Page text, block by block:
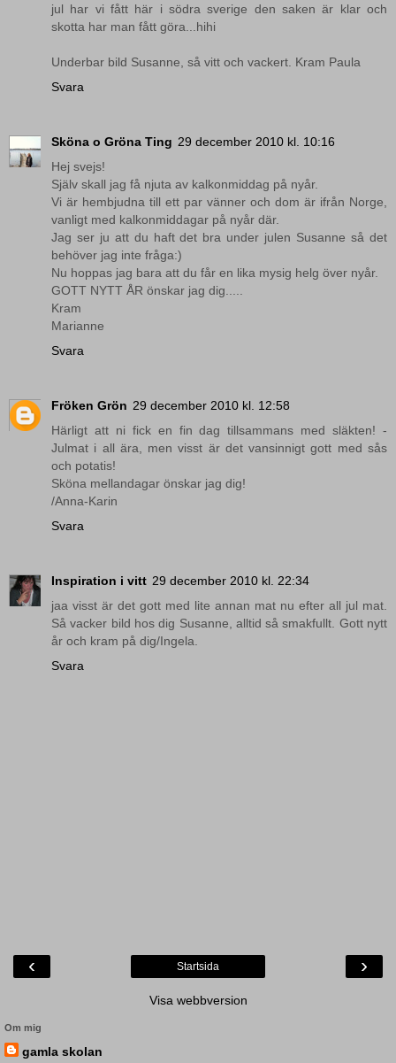
jul har vi fått här i södra sverige den saken är klar och
skotta har man fått göra...hihi
Underbar bild Susanne, så vitt och vackert. Kram Paula
Svara
Sköna o Gröna Ting 29 december 2010 kl. 10:16
Hej svejs!
Själv skall jag få njuta av kalkonmiddag på nyår.
Vi är hembjudna till ett par vänner och dom är ifrån Norge,
vanligt med kalkonmiddagar på nyår där.
Jag ser ju att du haft det bra under julen Susanne så det
behöver jag inte fråga:)
Nu hoppas jag bara att du får en lika mysig helg över nyår.
GOTT NYTT ÅR önskar jag dig.....
Kram
Marianne
Svara
Fröken Grön 29 december 2010 kl. 12:58
Härligt att ni fick en fin dag tillsammans med släkten! -
Julmat i all ära, men visst är det vansinnigt gott med sås
och potatis!
Sköna mellandagar önskar jag dig!
/Anna-Karin
Svara
Inspiration i vitt 29 december 2010 kl. 22:34
jaa visst är det gott med lite annan mat nu efter all jul mat.
Så vacker bild hos dig Susanne, alltid så smakfullt. Gott nytt
år och kram på dig/Ingela.
Svara
‹ ›
Startsida
Visa webbversion
Om mig
gamla skolan